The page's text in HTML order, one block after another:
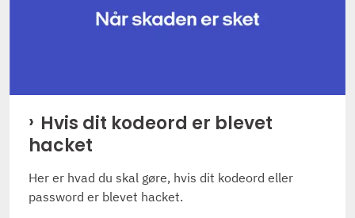
Hvis dit kodeord er blevet
hacket
Her er hvad du skal gøre, hvis dit kodeord eller
password er blevet hacket.